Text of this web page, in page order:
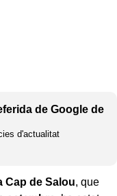
de Google de
d'actualitat
Cap de Salou, que